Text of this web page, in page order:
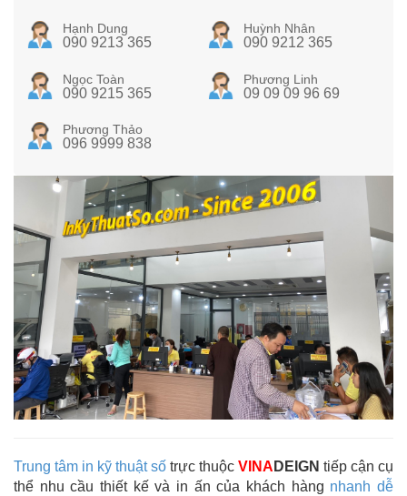
Hạnh Dung
090 9213 365
Huỳnh Nhân
090 9212 365
Ngọc Toàn
090 9215 365
Phương Linh
09 09 09 96 69
Phương Thảo
096 9999 838
Trung tâm in kỹ thuật số trực thuộc VINA DEIGN tiếp cận cụ
thể nhu cầu thiết kế và in ấn của khách hàng nhanh dễ